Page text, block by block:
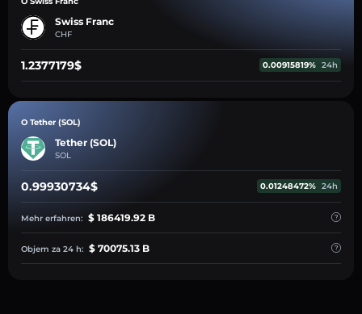
Swiss Franc
CHF
1.2377179$ 0.00915819% 24h
O Tether (SOL)
Tether (SOL)
SOL
0.99930734$ 0.01248472% 24h
Mehr erfahren: $ 186419.92 B
Objem za 24 h: $ 70075.13 B